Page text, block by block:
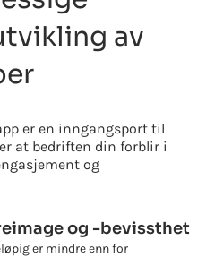
av
er en inngangsport til
at bedriften din forblir i
og
og -bevissthet
er mindre enn for